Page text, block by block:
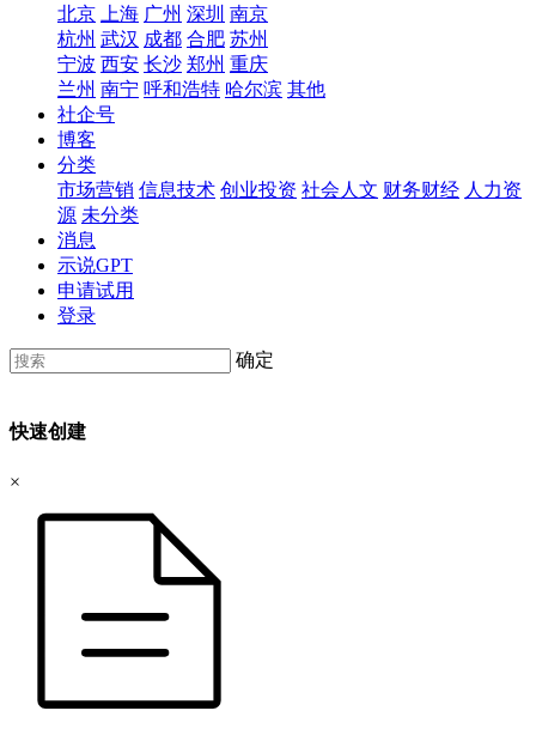
北京
上海 广州 深圳 南京
杭州 武汉 成都 合肥 苏州
宁波 西安 长沙 郑州 重庆
兰州 南宁 呼和浩特 哈尔滨 其他
社企号
博客
分类
市场营销 信息技术 创业投资 社会人文 财务财经 人力资
源 未分类
消息
示说GPT
申请试用
登录
确定
快速创建
×